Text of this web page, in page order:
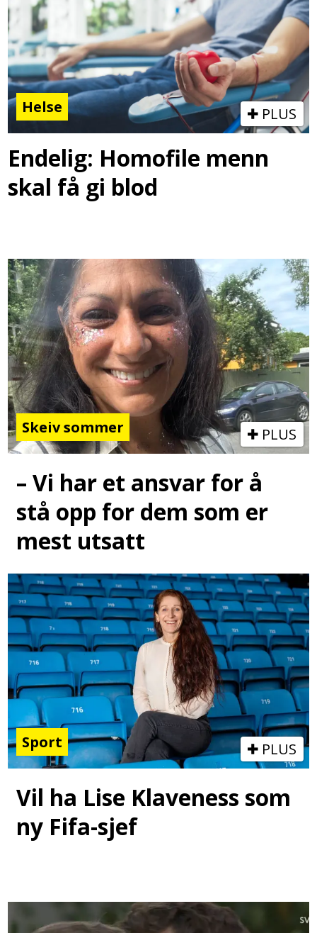
Helse PLUS
Endelig: Homofile menn
skal få gi blod
Skeiv sommer PLUS
– Vi har et ansvar for å
stå opp for dem som er
mest utsatt
Sport PLUS
Vil ha Lise Klaveness som
ny Fifa-sjef